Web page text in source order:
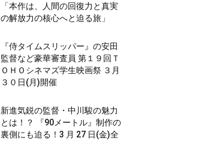
「本作は、人間の回復力と真実
の解放力の核心へと迫る旅」
『侍タイムスリッパー』の安田
監督など豪華審査員 第１９回Ｔ
ＯＨＯシネマズ学生映画祭 ３月
３０日(月)開催
新進気鋭の監督・中川駿の魅力
とは！？ 『90メートル』制作の
裏側にも迫る！3 月 27 日(金)全